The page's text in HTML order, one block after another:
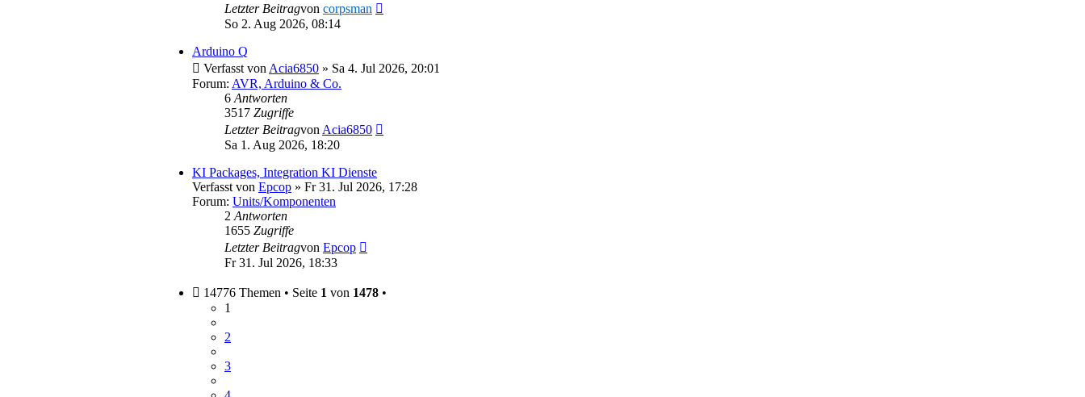
Letzter Beitragvon corpsman
So 2. Aug 2026, 08:14
Arduino Q
Verfasst vonAcia6850 » Sa 4. Jul 2026, 20:01
Forum: AVR, Arduino & Co.
6Antworten
3517 Zugriffe
Letzter BeitragvonAcia6850
Sa 1. Aug 2026, 18:20
KI Packages, Integration KI Dienste
Verfasst von Epcop » Fr 31. Jul 2026, 17:28
Forum: Units/Komponenten
2Antworten
1655 Zugriffe
Letzter Beitragvon Epcop
Fr 31. Jul 2026, 18:33
14776 Themen • Seite 1 von 1478 •
1
2
3